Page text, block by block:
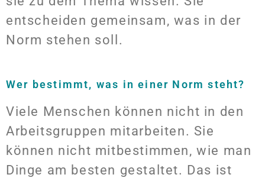
entscheiden gemeinsam, was in der
Norm stehen soll.
Wer bestimmt, was in einer Norm steht?
Viele Menschen können nicht in den
Arbeitsgruppen mitarbeiten. Sie
können nicht mitbestimmen, wie man
Dinge am besten gestaltet. Das ist